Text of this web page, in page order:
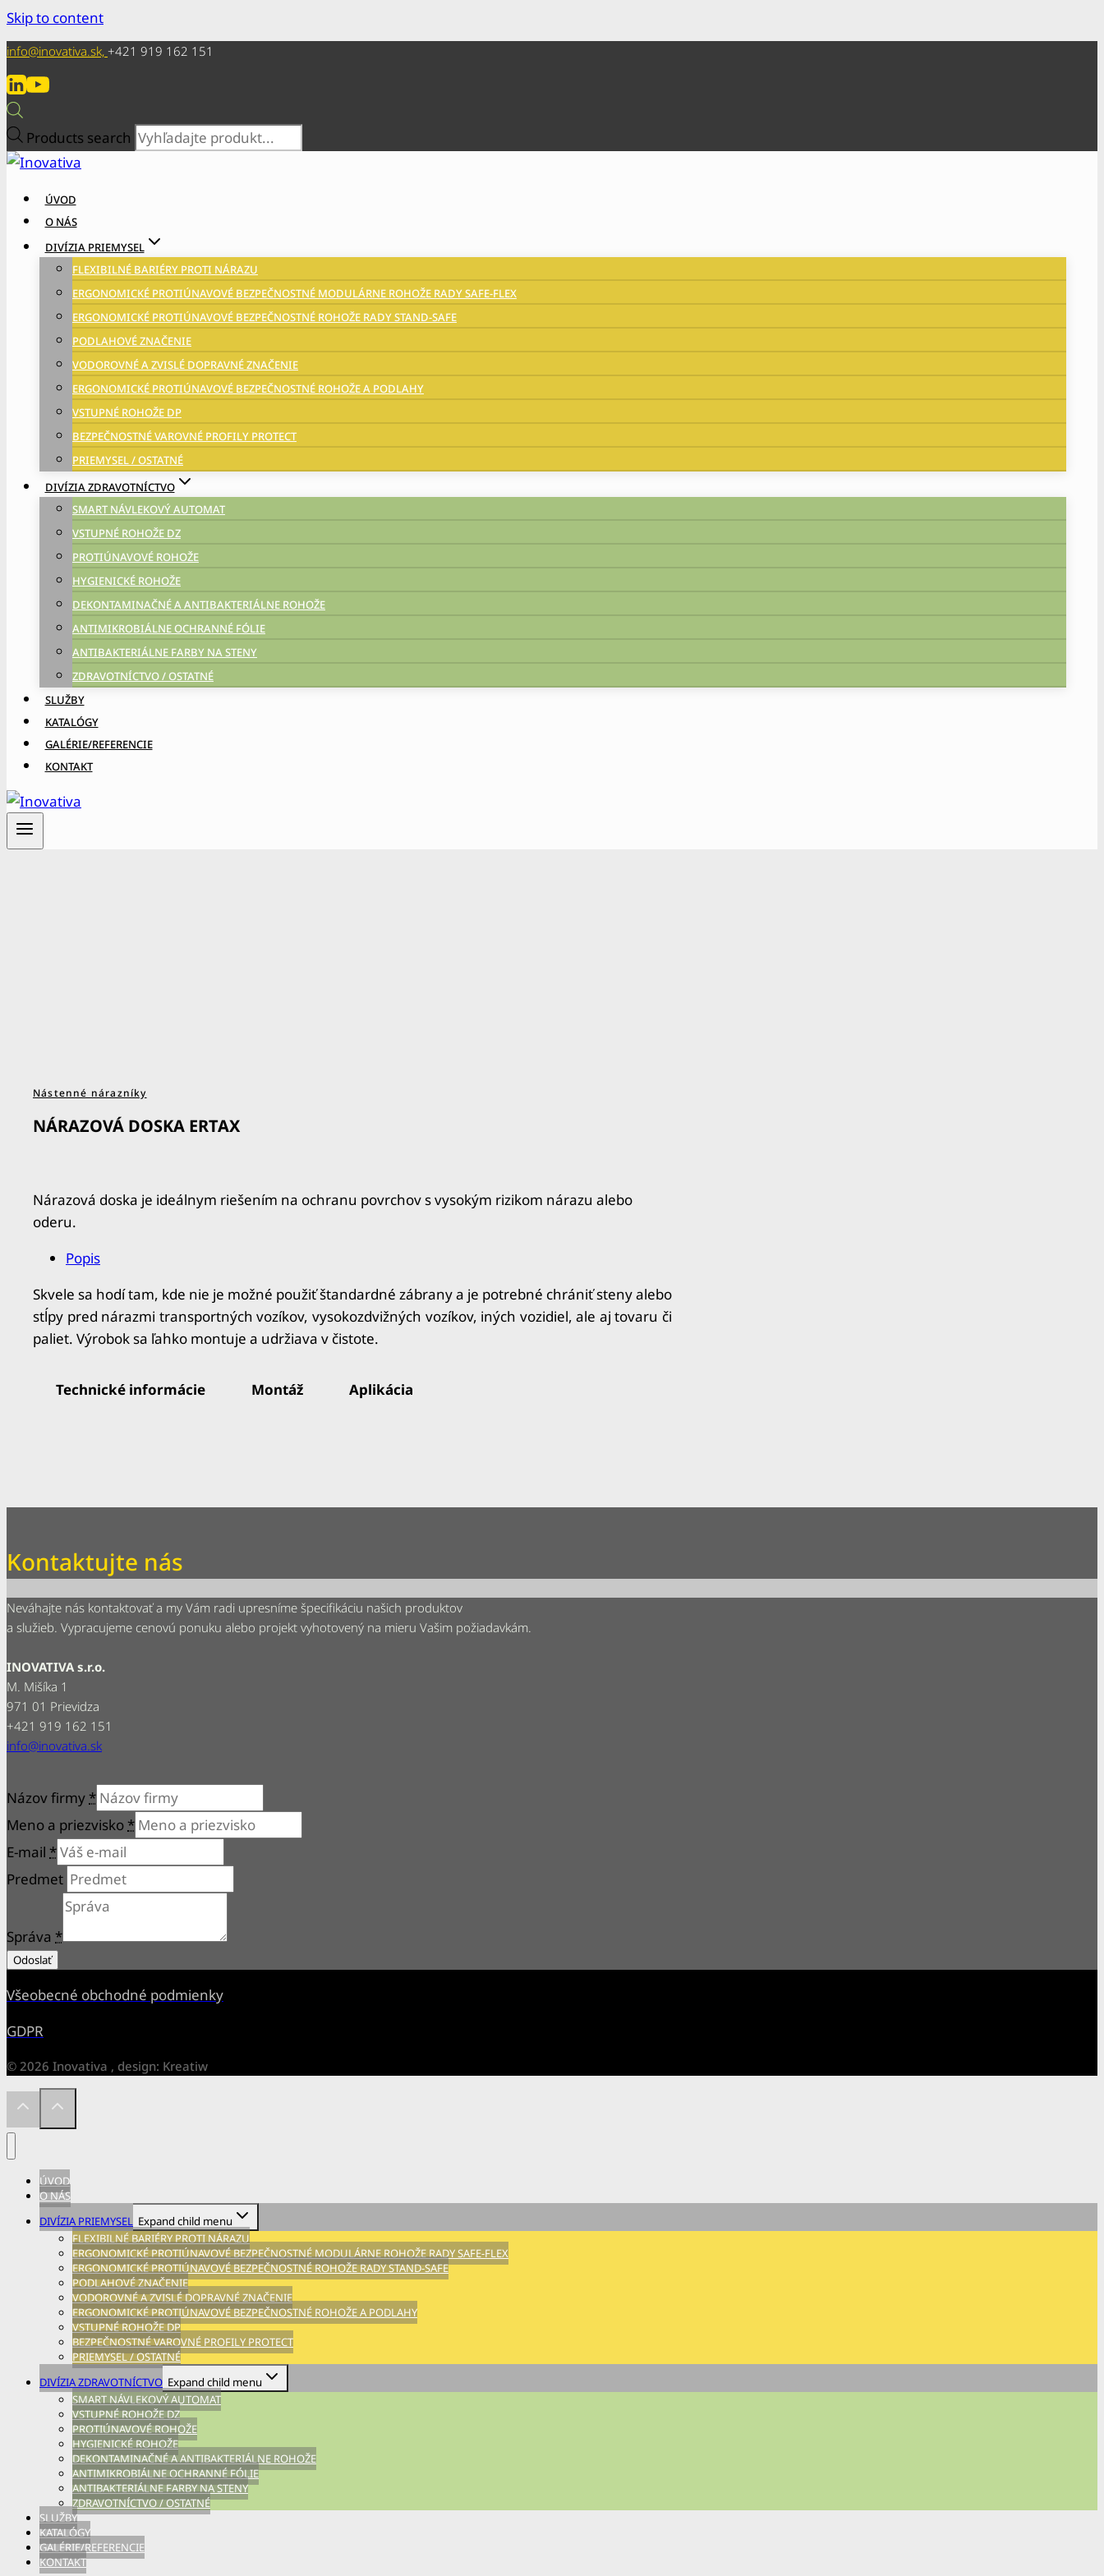
Skip to content
info@inovativa.sk, +421 919 162 151
Products search
ÚVOD
O NÁS
DIVÍZIA PRIEMYSEL
FLEXIBILNÉ BARIÉRY PROTI NÁRAZU
ERGONOMICKÉ PROTIÚNAVOVÉ BEZPEČNOSTNÉ MODULÁRNE ROHOŽE RADY SAFE-FLEX
ERGONOMICKÉ PROTIÚNAVOVÉ BEZPEČNOSTNÉ ROHOŽE RADY STAND-SAFE
PODLAHOVÉ ZNAČENIE
VODOROVNÉ A ZVISLÉ DOPRAVNÉ ZNAČENIE
ERGONOMICKÉ PROTIÚNAVOVÉ BEZPEČNOSTNÉ ROHOŽE A PODLAHY
VSTUPNÉ ROHOŽE DP
BEZPEČNOSTNÉ VAROVNÉ PROFILY PROTECT
PRIEMYSEL / OSTATNÉ
DIVÍZIA ZDRAVOTNÍCTVO
SMART NÁVLEKOVÝ AUTOMAT
VSTUPNÉ ROHOŽE DZ
PROTIÚNAVOVÉ ROHOŽE
HYGIENICKÉ ROHOŽE
DEKONTAMINAČNÉ A ANTIBAKTERIÁLNE ROHOŽE
ANTIMIKROBIÁLNE OCHRANNÉ FÓLIE
ANTIBAKTERIÁLNE FARBY NA STENY
ZDRAVOTNÍCTVO / OSTATNÉ
SLUŽBY
KATALÓGY
GALÉRIE/REFERENCIE
KONTAKT
Nástenné nárazníky
NÁRAZOVÁ DOSKA ERTAX
Nárazová doska je ideálnym riešením na ochranu povrchov s vysokým rizikom nárazu alebo
oderu.
Popis
Skvele sa hodí tam, kde nie je možné použiť štandardné zábrany a je potrebné chrániť steny alebo
stĺpy pred nárazmi transportných vozíkov, vysokozdvižných vozíkov, iných vozidiel, ale aj tovaru či
paliet. Výrobok sa ľahko montuje a udržiava v čistote.
Technické informácie Montáž Aplikácia
Kontaktujte nás
Neváhajte nás kontaktovať a my Vám radi upresníme špecifikáciu našich produktov
a služieb. Vypracujeme cenovú ponuku alebo projekt vyhotovený na mieru Vašim požiadavkám.
INOVATIVA s.r.o.
M. Mišíka 1
971 01 Prievidza
+421 919 162 151
info@inovativa.sk
Názov firmy *
Meno a priezvisko *
E-mail *
Predmet
Správa *
Odoslať
Všeobecné obchodné podmienky
GDPR
© 2026 Inovativa , design: Kreatiw
ÚVOD
O NÁS
DIVÍZIA PRIEMYSEL Expand child menu
FLEXIBILNÉ BARIÉRY PROTI NÁRAZU
ERGONOMICKÉ PROTIÚNAVOVÉ BEZPEČNOSTNÉ MODULÁRNE ROHOŽE RADY SAFE-FLEX
ERGONOMICKÉ PROTIÚNAVOVÉ BEZPEČNOSTNÉ ROHOŽE RADY STAND-SAFE
PODLAHOVÉ ZNAČENIE
VODOROVNÉ A ZVISLÉ DOPRAVNÉ ZNAČENIE
ERGONOMICKÉ PROTIÚNAVOVÉ BEZPEČNOSTNÉ ROHOŽE A PODLAHY
VSTUPNÉ ROHOŽE DP
BEZPEČNOSTNÉ VAROVNÉ PROFILY PROTECT
PRIEMYSEL / OSTATNÉ
DIVÍZIA ZDRAVOTNÍCTVO Expand child menu
SMART NÁVLEKOVÝ AUTOMAT
VSTUPNÉ ROHOŽE DZ
PROTIÚNAVOVÉ ROHOŽE
HYGIENICKÉ ROHOŽE
DEKONTAMINAČNÉ A ANTIBAKTERIÁLNE ROHOŽE
ANTIMIKROBIÁLNE OCHRANNÉ FÓLIE
ANTIBAKTERIÁLNE FARBY NA STENY
ZDRAVOTNÍCTVO / OSTATNÉ
SLUŽBY
KATALÓGY
GALÉRIE/REFERENCIE
KONTAKT